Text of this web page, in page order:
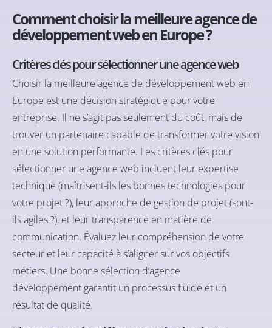
Comment choisir la meilleure agence de
développement web en Europe ?
Critères clés pour sélectionner une agence web
Choisir la meilleure agence de développement web en
Europe est une décision stratégique pour votre
entreprise. Il ne s’agit pas seulement du coût, mais de
trouver un partenaire capable de transformer votre vision
en une solution performante. Les critères clés pour
sélectionner une agence web incluent leur expertise
technique (maîtrisent-ils les bonnes technologies pour
votre projet ?), leur approche de gestion de projet (sont-
ils agiles ?), et leur transparence en matière de
communication. Évaluez leur compréhension de votre
secteur et leur capacité à s’aligner sur vos objectifs
métiers. Une bonne sélection d’agence
développement garantit un processus fluide et un
résultat de qualité.